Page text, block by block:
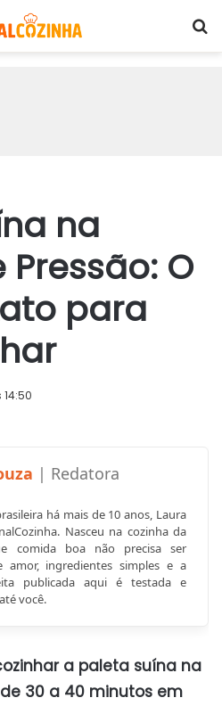
na
O
para
há mais de 10 anos, Laura
Nasceu na cozinha da
comida boa não precisa ser
ingredientes simples e a
publicada aqui é testada e
você.
a paleta suína na
30 a 40 minutos em